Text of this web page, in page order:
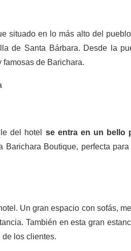
situado en lo más alto del
de Santa Bárbara. Desde la
famosas de Barichara.
del hotel se entra en un bello
Boutique, perfecta
Un gran espacio con sofás,
También en esta gran
los clientes.